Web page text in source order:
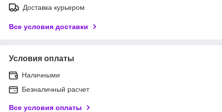
Доставка курьером
Все условия доставки
Условия оплаты
Наличными
Безналичный расчет
Все условия оплаты